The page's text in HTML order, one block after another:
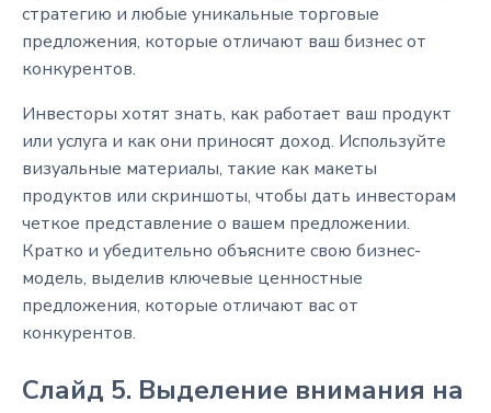
стратегию и любые уникальные торговые
предложения, которые отличают ваш бизнес от
конкурентов.
Инвесторы хотят знать, как работает ваш продукт
или услуга и как они приносят доход. Используйте
визуальные материалы, такие как макеты
продуктов или скриншоты, чтобы дать инвесторам
четкое представление о вашем предложении.
Кратко и убедительно объясните свою бизнес-
модель, выделив ключевые ценностные
предложения, которые отличают вас от
конкурентов.
Слайд 5. Выделение внимания на